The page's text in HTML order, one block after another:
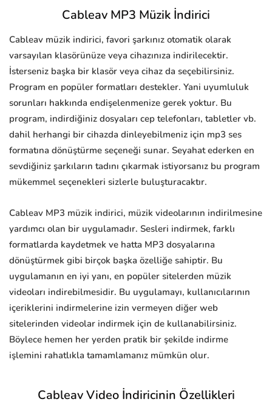
Cableav MP3 Müzik İndirici
Cableav müzik indirici, favori şarkınız otomatik olarak
varsayılan klasörünüze veya cihazınıza indirilecektir.
İsterseniz başka bir klasör veya cihaz da seçebilirsiniz.
Program en popüler formatları destekler. Yani uyumluluk
sorunları hakkında endişelenmenize gerek yoktur. Bu
program, indirdiğiniz dosyaları cep telefonları, tabletler vb.
dahil herhangi bir cihazda dinleyebilmeniz için mp3 ses
formatına dönüştürme seçeneği sunar. Seyahat ederken en
sevdiğiniz şarkıların tadını çıkarmak istiyorsanız bu program
mükemmel seçenekleri sizlerle buluşturacaktır.
Cableav MP3 müzik indirici, müzik videolarının indirilmesine
yardımcı olan bir uygulamadır. Sesleri indirmek, farklı
formatlarda kaydetmek ve hatta MP3 dosyalarına
dönüştürmek gibi birçok başka özelliğe sahiptir. Bu
uygulamanın en iyi yanı, en popüler sitelerden müzik
videoları indirebilmesidir. Bu uygulamayı, kullanıcılarının
içeriklerini indirmelerine izin vermeyen diğer web
sitelerinden videolar indirmek için de kullanabilirsiniz.
Böylece hemen her yerden pratik bir şekilde indirme
işlemini rahatlıkla tamamlamanız mümkün olur.
Cableav Video İndiricinin Özellikleri